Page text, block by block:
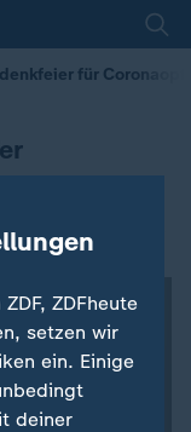
für
ZDFheute
setzen wir
ein. Einige
deiner